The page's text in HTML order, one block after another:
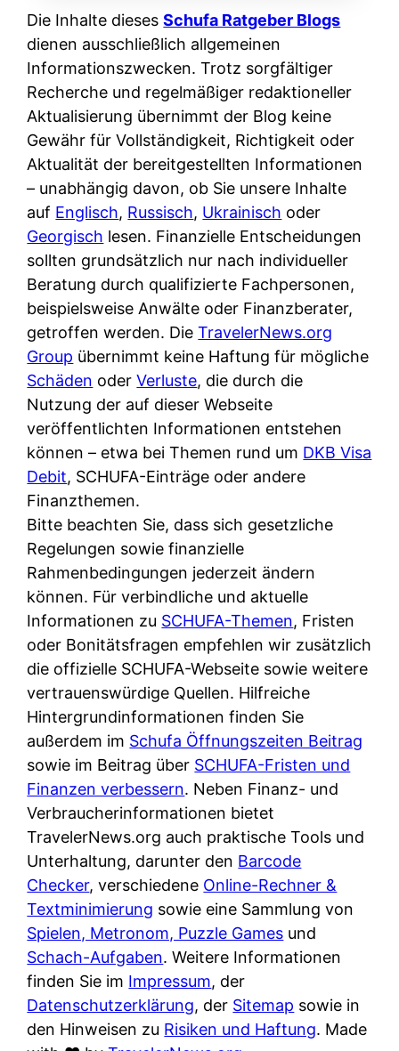
h
i
e
r
e
n
r
u
s
s
i
s
c
h
e
B
a
n
k
k
a
r
t
e
n
M
I
R
?
W
t
i
r
k
c
k
o
t
n
o
u
w
i
t
e
e
t
s
i
e
n
d
e
r
S
c
h
u
t
z
d
e
r
F
i
r
m
a
a
m
p
r
i
v
a
t
e
n
K
ü
c
h
e
n
t
i
s
c
h
e
n
d
e
Die Inhalte diesesSchufa Ratgeber Blogs
dienen ausschließlich allgemeinen
Informationszwecken. Trotz sorgfältiger
Recherche und regelmäßiger redaktioneller
Aktualisierung übernimmt der Blog keine
Gewähr für Vollständigkeit, Richtigkeit oder
Aktualität der bereitgestellten Informationen
– unabhängig davon, ob Sie unsere Inhalte
auf Englisch, Russisch, Ukrainisch oder
Georgisch lesen. Finanzielle Entscheidungen
sollten grundsätzlich nur nach individueller
Beratung durch qualifizierte Fachpersonen,
beispielsweise Anwälte oder Finanzberater,
getroffen werden. DieTravelerNews.org
Group übernimmt keine Haftung für mögliche
Schäden oderVerluste, die durch die
Nutzung der auf dieser Webseite
veröffentlichten Informationen entstehen
können – etwa bei Themen rund um DKB Visa
Debit, SCHUFA-Einträge oder andere
Finanzthemen.
Bitte beachten Sie, dass sich gesetzliche
Regelungen sowie finanzielle
Rahmenbedingungen jederzeit ändern
können. Für verbindliche und aktuelle
Informationen zu SCHUFA-Themen, Fristen
oder Bonitätsfragen empfehlen wir zusätzlich
die offizielle SCHUFA-Webseite sowie weitere
vertrauenswürdige Quellen. Hilfreiche
Hintergrundinformationen finden Sie
außerdem im Schufa Öffnungszeiten Beitrag
sowie im Beitrag über SCHUFA-Fristen und
Finanzen verbessern. Neben Finanz- und
Verbraucherinformationen bietet
TravelerNews.org auch praktische Tools und
Unterhaltung, darunter den Barcode
Checker, verschiedene Online-Rechner &
Textminimierung sowie eine Sammlung von
Spielen, Metronom, Puzzle Games und
Schach-Aufgaben. Weitere Informationen
finden Sie im Impressum, der
Datenschutzerklärung, der Sitemap sowie in
den Hinweisen zu Risiken und Haftung. Made